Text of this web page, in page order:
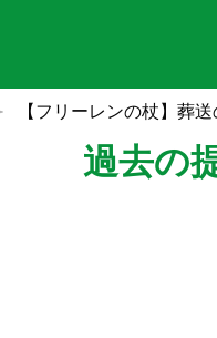
【フリーレンの杖】葬
過去の